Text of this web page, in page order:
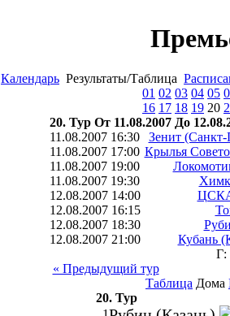
Календарь Результаты/Таблица
01 02 03 04 05
16 17 18 19 20
20. Тур От 11.08.2007 До
11.08.2007 16:30
Зенит (Санкт-
11.08.2007 17:00 Крылья
11.08.2007 19:00
11.08.2007 19:30
12.08.2007 14:00
12.08.2007 16:15
12.08.2007 18:30
12.08.2007 21:00
Кубань
« Предыдущий тур
Таблица Дома
20. Тур